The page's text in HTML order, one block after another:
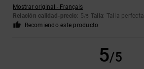
Mostrar original - Français
Relación calidad-precio: 5/5 Talla: Talla perfecta
Recomiendo este producto
5/5